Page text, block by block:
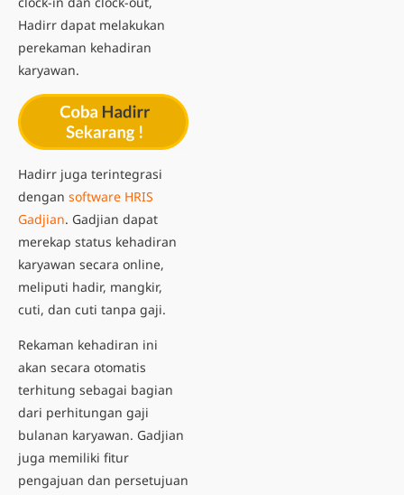
Hadirr dapat melakukan
perekaman kehadiran
karyawan.
Hadirr juga terintegrasi
dengan software HRIS
Gadjian. Gadjian dapat
merekap status kehadiran
karyawan secara online,
meliputi hadir, mangkir,
cuti, dan cuti tanpa gaji.
Rekaman kehadiran ini
akan secara otomatis
terhitung sebagai bagian
dari perhitungan gaji
bulanan karyawan. Gadjian
juga memiliki fitur
pengajuan dan persetujuan